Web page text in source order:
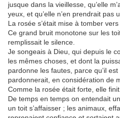
jusque dans la vieillesse, qu’elle
yeux, et qu’elle n’en prendrait pas
La rosée s’était mise à tomber vers
Ce grand bruit monotone sur les
remplissait le silence.
Je songeais à Dieu, qui depuis le
les mêmes choses, et dont la
pardonne les fautes, parce qu’il est
pardonnerait, en considération de
Comme la rosée était forte, elle
De temps en temps on entendait
un toit s’affaisser ; les animaux,